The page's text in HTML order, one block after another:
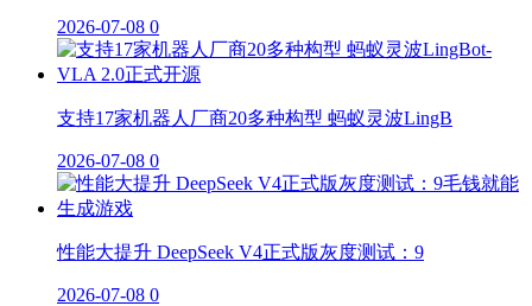
2026-07-08 0
支持17家机器人厂商20多种构型 蚂蚁灵波LingB
2026-07-08 0
性能大提升 DeepSeek V4正式版灰度测试：9
2026-07-08 0